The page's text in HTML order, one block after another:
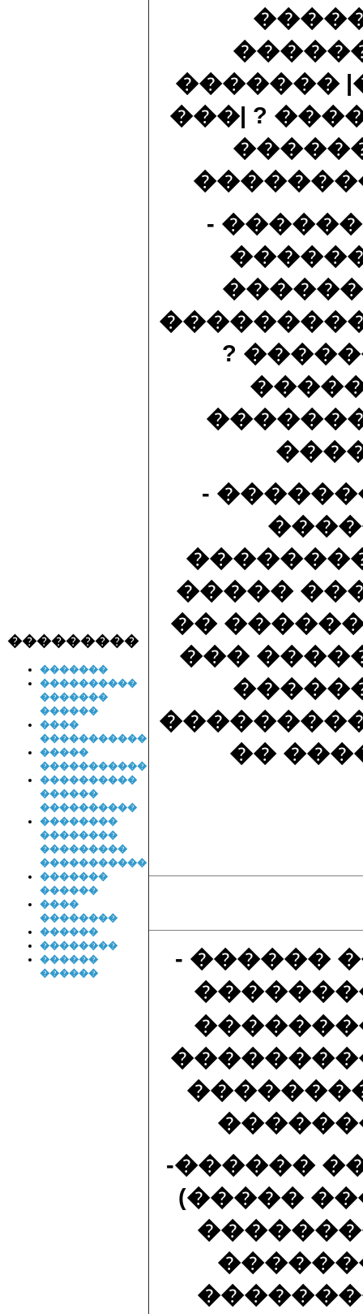
���������
�������
����������
�������
������
����
�����������
�����
�����������
����������
������
����������
��������
��������
���������
�����������
�������
������
����
��������
������
��������
������
������
�������
���| ?
-
?
-
�����
��
���
��
- ������
-������
(�����